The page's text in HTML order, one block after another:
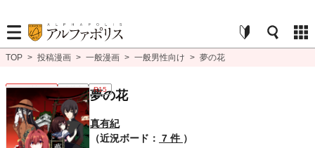
TOP > 投稿漫画 > 一般漫画 > 一般男性向け > 夢の花
一般男性向け 連載中 R15
夢の花
真有紀
（近況ボード： 7 件 ）